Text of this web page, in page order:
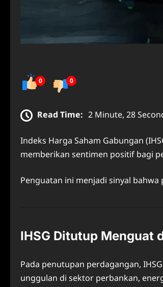
0 0
Read Time: 2 Minute, 28
Indeks Harga Saham Gabungan
memberikan sentimen positif bagi
Penguatan ini menjadi sinyal
IHSG Ditutup Menguat
Pada penutupan perdagangan,
unggulan di sektor perbankan,